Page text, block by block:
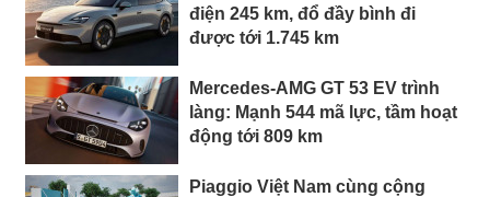
điện 245 km, đổ đầy bình đi
được tới 1.745 km
Mercedes-AMG GT 53 EV trình
làng: Mạnh 544 mã lực, tầm hoạt
động tới 809 km
Piaggio Việt Nam cùng cộng